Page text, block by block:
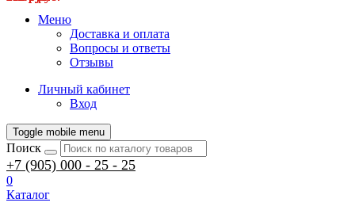
Меню
Доставка и оплата
Вопросы и ответы
Отзывы
Личный кабинет
Вход
Toggle mobile menu
Поиск
+7 (905) 000 - 25 - 25
0
Каталог